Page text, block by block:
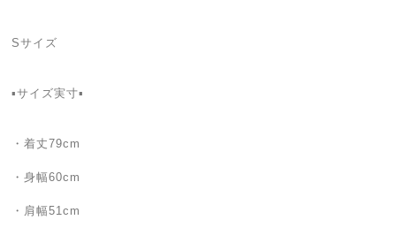
Sサイズ
▪️サイズ実寸▪️
・着丈79cm
・身幅60cm
・肩幅51cm